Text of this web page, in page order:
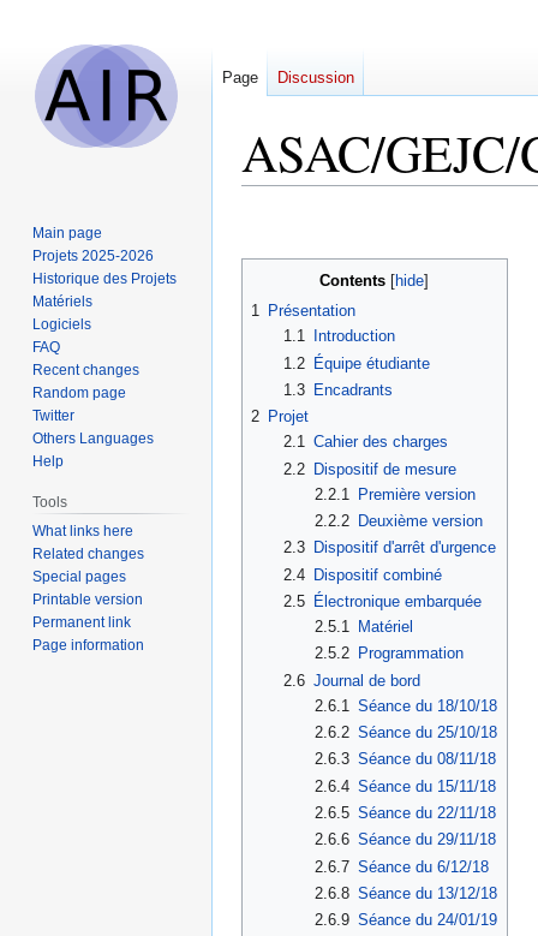
ASAC/GEJC/
Contents
1 Présentation
1.1
Introduction
1.2
Équipe étudiante
1.3
Encadrants
2 Projet
2.1 Cahier des charges
2.2
Dispositif de mesure
2.2.1
Première version
2.2.2 Deuxième version
2.3
Dispositif d'arrêt d'urgence
2.4 Dispositif combiné
2.5
Électronique embarquée
2.5.1 Matériel
2.5.2 Programmation
2.6 Journal de bord
2.6.1
Séance du 18/10/18
2.6.2 Séance du 25/10/18
2.6.3 Séance du 08/11/18
2.6.4 Séance du 15/11/18
2.6.5 Séance du 22/11/18
2.6.6 Séance du 29/11/18
2.6.7 Séance du 6/12/18
2.6.8 Séance du 13/12/18
2.6.9 Séance du 24/01/19
Page Discussion
Main page
Projets 2025-2026
Historique des Projets
Matériels
Logiciels
FAQ
Recent changes
Random page
Twitter
Others Languages
Help
Tools
What links here
Related changes
Special pages
Printable version
Permanent link
Page information